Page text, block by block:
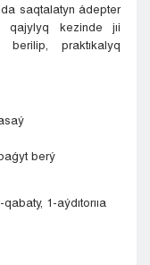
saqtalatyn ádepter
qajylyq kezinde jıi
praktıkalyq
berý
1-aýdıtorııa